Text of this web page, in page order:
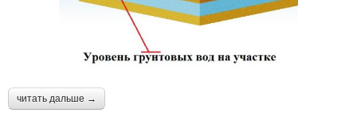
читать дальше →